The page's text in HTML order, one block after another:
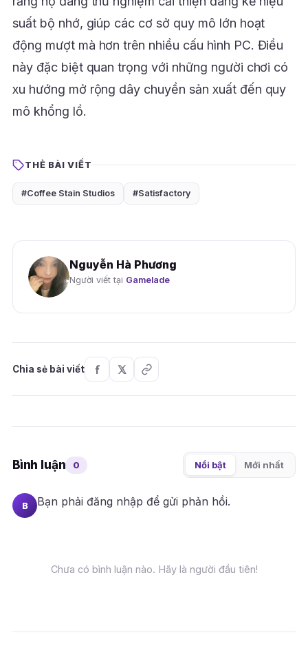
suất bộ nhớ, giúp các cơ sở quy mô lớn hoạt
động mượt mà hơn trên nhiều cấu hình PC. Điều
này đặc biệt quan trọng với những người chơi có
xu hướng mở rộng dây chuyền sản xuất đến quy
mô khổng lồ.
THẺ BÀI VIẾT
#Coffee Stain Studios #Satisfactory
Nguyễn Hà Phương
Người viết tại Gamelade
Chia sẻ bài viết
Bình luận 0 Nổi bật Mới nhất
B Bạn phải đăng nhập để gửi phản hồi.
Chưa có bình luận nào. Hãy là người đầu tiên!